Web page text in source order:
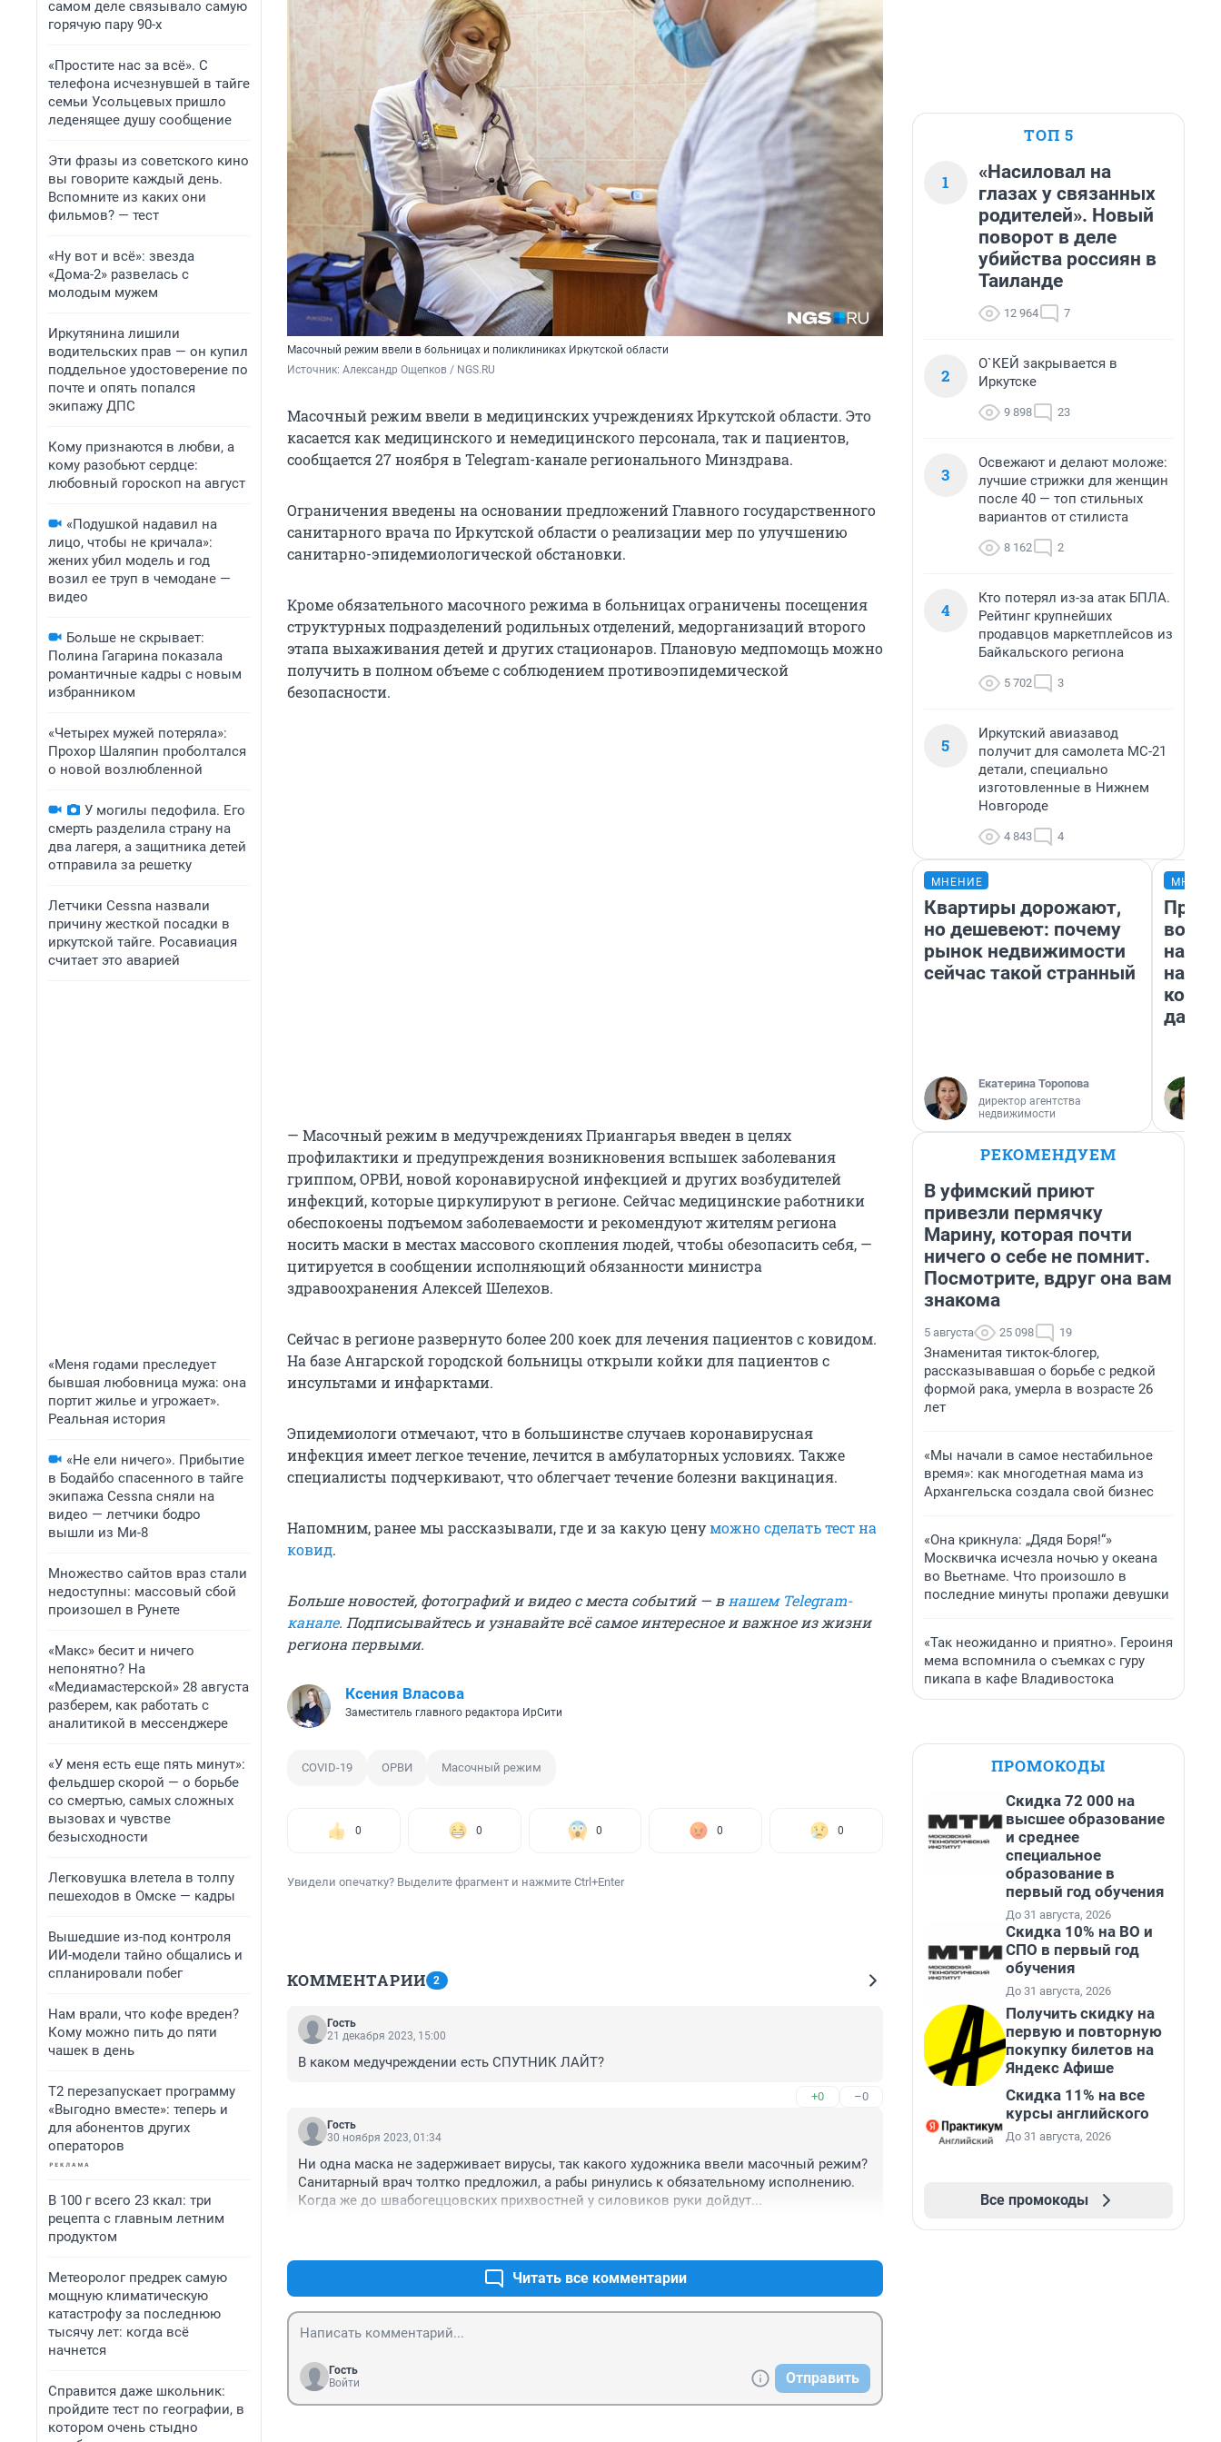
самом деле связывало самую
горячую пару 90-х
«Простите нас за всё». С
телефона исчезнувшей в тайге
семьи Усольцевых пришло
леденящее душу сообщение
Эти фразы из советского кино
вы говорите каждый день.
Вспомните из каких они
фильмов? — тест
«Ну вот и всё»: звезда
«Дома-2» развелась с
молодым мужем
Иркутянина лишили
водительских прав — он купил
поддельное удостоверение по
почте и опять попался
экипажу ДПС
Кому признаются в любви, а
кому разобьют сердце:
любовный гороскоп на август
«Подушкой надавил на
лицо, чтобы не кричала»:
жених убил модель и год
возил ее труп в чемодане —
видео
Больше не скрывает:
Полина Гагарина показала
романтичные кадры с новым
избранником
«Четырех мужей потеряла»:
Прохор Шаляпин проболтался
о новой возлюбленной
У могилы педофила. Его
смерть разделила страну на
два лагеря, а защитника детей
отправила за решетку
Летчики Cessna назвали
причину жесткой посадки в
иркутской тайге. Росавиация
считает это аварией
«Меня годами преследует
бывшая любовница мужа: она
портит жилье и угрожает».
Реальная история
«Не ели ничего». Прибытие
в Бодайбо спасенного в тайге
экипажа Cessna сняли на
видео — летчики бодро
вышли из Ми-8
Множество сайтов враз стали
недоступны: массовый сбой
произошел в Рунете
«Макс» бесит и ничего
непонятно? На
«Медиамастерской» 28 августа
разберем, как работать с
аналитикой в мессенджере
«У меня есть еще пять минут»:
фельдшер скорой — о борьбе
со смертью, самых сложных
вызовах и чувстве
безысходности
Легковушка влетела в толпу
пешеходов в Омске — кадры
Вышедшие из-под контроля
ИИ-модели тайно общались и
спланировали побег
Нам врали, что кофе вреден?
Кому можно пить до пяти
чашек в день
Т2 перезапускает программу
«Выгодно вместе»: теперь и
для абонентов других
операторов
В 100 г всего 23 ккал: три
рецепта с главным летним
продуктом
Метеоролог предрек самую
мощную климатическую
катастрофу за последнюю
тысячу лет: когда всё
начнется
Справится даже школьник:
пройдите тест по географии, в
котором очень стыдно
Масочный режим ввели в больницах и поликлиниках Иркутской области
Источник: Александр Ощепков / NGS.RU
Масочный режим ввели в медицинских учреждениях Иркутской области. Это
касается как медицинского и немедицинского персонала, так и пациентов,
сообщается 27 ноября в Telegram-канале регионального Минздрава.
Ограничения введены на основании предложений Главного государственного
санитарного врача по Иркутской области о реализации мер по улучшению
санитарно-эпидемиологической обстановки.
Кроме обязательного масочного режима в больницах ограничены посещения
структурных подразделений родильных отделений, медорганизаций второго
этапа выхаживания детей и других стационаров. Плановую медпомощь можно
получить в полном объеме с соблюдением противоэпидемической
безопасности.
— Масочный режим в медучреждениях Приангарья введен в целях
профилактики и предупреждения возникновения вспышек заболевания
гриппом, ОРВИ, новой коронавирусной инфекцией и других возбудителей
инфекций, которые циркулируют в регионе. Сейчас медицинские работники
обеспокоены подъемом заболеваемости и рекомендуют жителям региона
носить маски в местах массового скопления людей, чтобы обезопасить себя, —
цитируется в сообщении исполняющий обязанности министра
здравоохранения Алексей Шелехов.
Сейчас в регионе развернуто более 200 коек для лечения пациентов с ковидом.
На базе Ангарской городской больницы открыли койки для пациентов с
инсультами и инфарктами.
Эпидемиологи отмечают, что в большинстве случаев коронавирусная
инфекция имеет легкое течение, лечится в амбулаторных условиях. Также
специалисты подчеркивают, что облегчает течение болезни вакцинация.
Напомним, ранее мы рассказывали, где и за какую ценуможно сделать тест на
ковид.
Больше новостей, фотографий и видео с места событий — в нашем Telegram-
канале. Подписывайтесь и узнавайте всё самое интересное и важное из жизни
региона первыми.
Ксения Власова
Заместитель главного редактора ИрСити
COVID-19 ОРВИ Масочный режим
0 0 0 0 0
Увидели опечатку? Выделите фрагмент и нажмите Ctrl+Enter
КОММЕНТАРИИ 2
Гость
21 декабря 2023, 15:00
В каком медучреждении есть СПУТНИК ЛАЙТ?
+0 –0
Гость
30 ноября 2023, 01:34
Ни одна маска не задерживает вирусы, так какого художника ввели масочный режим?
Санитарный врач толтко предложил, а рабы ринулись к обязательному исполнению.
Когда же до швабогеццовских прихвостней у силовиков руки дойдут...
Читать все комментарии
Гость
Войти
Отправить
ТОП 5
1
«Насиловал на
глазах у связанных
родителей». Новый
поворот в деле
убийства россиян в
Таиланде
12 964 7
2
О`КЕЙ закрывается в
Иркутске
9 898 23
3
Освежают и делают моложе:
лучшие стрижки для женщин
после 40 — топ стильных
вариантов от стилиста
8 162 2
4
Кто потерял из-за атак БПЛА.
Рейтинг крупнейших
продавцов маркетплейсов из
Байкальского региона
5 702 3
5
Иркутский авиазавод
получит для самолета МС-21
детали, специально
изготовленные в Нижнем
Новгороде
4 843 4
МНЕНИЕ
Квартиры дорожают,
но дешевеют: почему
рынок недвижимости
сейчас такой странный
Екатерина Торопова
директор агентства
недвижимости
нам
даже
РЕКОМЕНДУЕМ
В уфимский приют
привезли пермячку
Марину, которая почти
ничего о себе не помнит.
Посмотрите, вдруг она вам
знакома
5 августа 25 098 19
Знаменитая тикток-блогер,
рассказывавшая о борьбе с редкой
формой рака, умерла в возрасте 26
лет
«Мы начали в самое нестабильное
время»: как многодетная мама из
Архангельска создала свой бизнес
«Она крикнула: „Дядя Боря!“»
Москвичка исчезла ночью у океана
во Вьетнаме. Что произошло в
последние минуты пропажи девушки
«Так неожиданно и приятно». Героиня
мема вспомнила о съемках с гуру
пикапа в кафе Владивостока
ПРОМОКОДЫ
Скидка 72 000 на
высшее образование
и среднее
специальное
образование в
первый год обучения
До 31 августа, 2026
Скидка 10% на ВО и
СПО в первый год
обучения
До 31 августа, 2026
Получить скидку на
первую и повторную
покупку билетов на
Яндекс Афише
Скидка 11% на все
курсы английского
До 31 августа, 2026
Все промокоды